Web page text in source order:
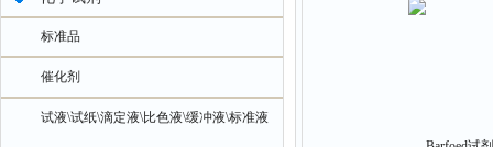
标准品
催化剂
试液\试纸\滴定液\比色液\缓冲液\标准液